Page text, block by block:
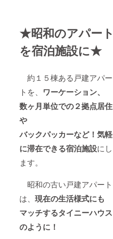
★昭和のアパート
を宿泊施設に★
約１５棟ある戸建アパー
トを、 ワーケーション、
数ヶ月単位での２拠点居住
や
バックパッカーなど！気軽
に滞在できる宿泊施設にし
ます。
昭和の古い戸建アパート
は、 現在の生活様式にも
マッチするタイニーハウス
のように！